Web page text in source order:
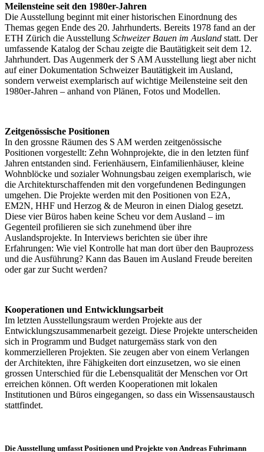
Meilensteine seit den 1980er-Jahren
Die Ausstellung beginnt mit einer historischen Einordnung des
Themas gegen Ende des 20. Jahrhunderts. Bereits 1978 fand an der
ETH Zürich die Ausstellung Schweizer Bauen im Ausland statt. Der
umfassende Katalog der Schau zeigte die Bautätigkeit seit dem 12.
Jahrhundert. Das Augenmerk der S AM Ausstellung liegt aber nicht
auf einer Dokumentation Schweizer Bautätigkeit im Ausland,
sondern verweist exemplarisch auf wichtige Meilensteine seit den
1980er-Jahren – anhand von Plänen, Fotos und Modellen.
Zeitgenössische Positionen
In den grossne Räumen des S AM werden zeitgenössische
Positionen vorgestellt: Zehn Wohnprojekte, die in den letzten fünf
Jahren entstanden sind. Ferienhäusern, Einfamilienhäuser, kleine
Wohnblöcke und sozialer Wohnungsbau zeigen exemplarisch, wie
die Architekturschaffenden mit den vorgefundenen Bedingungen
umgehen. Die Projekte werden mit den Positionen von E2A,
EM2N, HHF und Herzog & de Meuron in einen Dialog gesetzt.
Diese vier Büros haben keine Scheu vor dem Ausland – im
Gegenteil profilieren sie sich zunehmend über ihre
Auslandsprojekte. In Interviews berichten sie über ihre
Erfahrungen: Wie viel Kontrolle hat man dort über den Bauprozess
und die Ausführung? Kann das Bauen im Ausland Freude bereiten
oder gar zur Sucht werden?
Kooperationen und Entwicklungsarbeit
Im letzten Ausstellungsraum werden Projekte aus der
Entwicklungszusammenarbeit gezeigt. Diese Projekte unterscheiden
sich in Programm und Budget naturgemäss stark von den
kommerzielleren Projekten. Sie zeugen aber von einem Verlangen
der Architekten, ihre Fähigkeiten dort einzusetzen, wo sie einen
grossen Unterschied für die Lebensqualität der Menschen vor Ort
erreichen können. Oft werden Kooperationen mit lokalen
Institutionen und Büros eingegangen, so dass ein Wissensaustausch
stattfindet.
Die Ausstellung umfasst Positionen und Projekte von Andreas Fuhrimann